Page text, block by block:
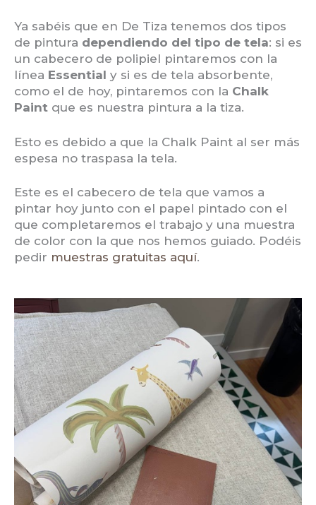
Ya sabéis que en De Tiza tenemos dos tipos
de pintura dependiendo del tipo de tela: si es
un cabecero de polipiel pintaremos con la
línea Essential y si es de tela absorbente,
como el de hoy, pintaremos con la Chalk
Paint que es nuestra pintura a la tiza.
Esto es debido a que la Chalk Paint al ser más
espesa no traspasa la tela.
Este es el cabecero de tela que vamos a
pintar hoy junto con el papel pintado con el
que completaremos el trabajo y una muestra
de color con la que nos hemos guiado. Podéis
pedir muestras gratuitas aquí.